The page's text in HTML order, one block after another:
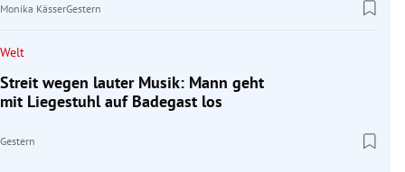
Monika KässerGestern
Welt
Streit wegen lauter Musik: Mann geht
mit Liegestuhl auf Badegast los
Gestern